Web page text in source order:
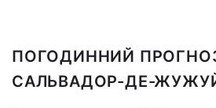
ПОГОДИННИЙ
САЛЬВАДОР-ДЕ-